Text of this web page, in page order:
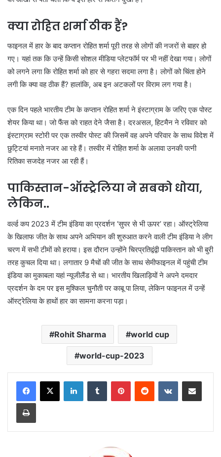
क्या रोहित शर्मा ठीक हैं?
फाइनल में हार के बाद कप्तान रोहित शर्मा पूरी तरह से लोगों की नजरों से बाहर हो
गए। यहां तक कि उन्हें किसी सोशल मीडिया प्लेटफॉर्म पर भी नहीं देखा गया। लोगों
को लगने लगा कि रोहित शर्मा को हार से गहरा सदमा लगा है। लोगों को चिंता होने
लगी कि क्या वह ठीक हैं? हालांकि, अब इन अटकलों पर विराम लग गया है।
एक दिन पहले भारतीय टीम के कप्तान रोहित शर्मा ने इंस्टाग्राम के जरिए एक पोस्ट
शेयर किया था। जो फैंस को राहत देने जैसा है। दरअसल, हिटमैन ने रविवार को
इंस्टाग्राम स्टोरी पर एक तस्वीर पोस्ट की जिसमें वह अपने परिवार के साथ विदेश में
छुट्टियां मनाते नजर आ रहे हैं। तस्वीर में रोहित शर्मा के अलावा उनकी पत्नी
रितिका सजदेह नजर आ रही हैं।
पाकिस्तान-ऑस्ट्रेलिया ने सबको धोया,
लेकिन..
वर्ल्ड कप 2023 में टीम इंडिया का प्रदर्शन ‘सुपर से भी ऊपर’ रहा। ऑस्ट्रेलिया
के खिलाफ जीत के साथ अपने अभियान की शुरुआत करने वाली टीम इंडिया ने लीग
चरण में सभी टीमों को हराया। इस दौरान उन्होंने चिरप्रतिद्वंद्वी पाकिस्तान को भी बुरी
तरह कुचल दिया था। लगातार 9 मैचों की जीत के साथ सेमीफाइनल में पहुंची टीम
इंडिया का मुकाबला यहां न्यूजीलैंड से था। भारतीय खिलाड़ियों ने अपने दमदार
प्रदर्शन के दम पर इस मुश्किल चुनौती पर काबू पा लिया, लेकिन फाइनल में उन्हें
ऑस्ट्रेलिया के हाथों हार का सामना करना पड़ा।
Rohit Sharma world cup
world-cup-2023
LinkedInTumblr PinterestReddit VKontakteShare via Email
Print